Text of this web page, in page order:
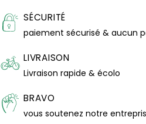
SÉCURITÉ
paiement sécurisé & aucun
LIVRAISON
Livraison rapide & écolo
BRAVO
vous soutenez notre